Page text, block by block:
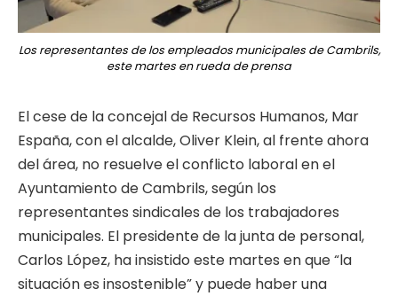
Los representantes de los empleados municipales de Cambrils,
este martes en rueda de prensa
El cese de la concejal de Recursos Humanos, Mar
España, con el alcalde, Oliver Klein, al frente ahora
del área, no resuelve el conflicto laboral en el
Ayuntamiento de Cambrils, según los
representantes sindicales de los trabajadores
municipales. El presidente de la junta de personal,
Carlos López, ha insistido este martes en que “la
situación es insostenible” y puede haber una